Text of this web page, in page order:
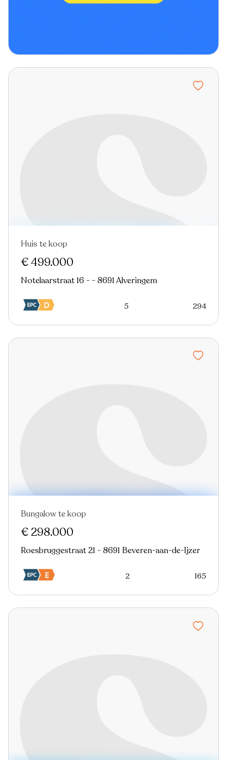
In optie
Huis te koop
€ 499.000
Notelaarstraat 16 - - 8691 Alveringem
5 294
Bungalow te koop
€ 298.000
Roesbruggestraat 21 - 8691 Beveren-aan-de-Ijzer
2 165